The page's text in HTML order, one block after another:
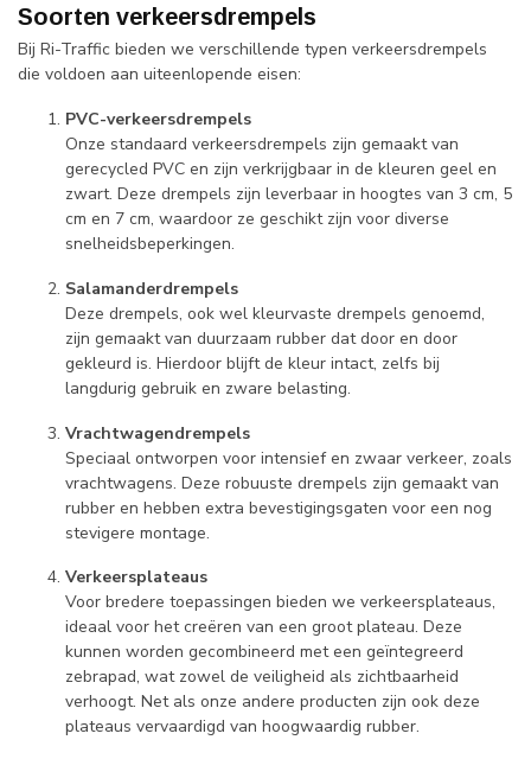
Soorten verkeersdrempels
Bij Ri-Traffic bieden we verschillende typen verkeersdrempels
die voldoen aan uiteenlopende eisen:
PVC-verkeersdrempels
Onze standaard verkeersdrempels zijn gemaakt van
gerecycled PVC en zijn verkrijgbaar in de kleuren geel en
zwart. Deze drempels zijn leverbaar in hoogtes van 3 cm, 5
cm en 7 cm, waardoor ze geschikt zijn voor diverse
snelheidsbeperkingen.
Salamanderdrempels
Deze drempels, ook wel kleurvaste drempels genoemd,
zijn gemaakt van duurzaam rubber dat door en door
gekleurd is. Hierdoor blijft de kleur intact, zelfs bij
langdurig gebruik en zware belasting.
Vrachtwagendrempels
Speciaal ontworpen voor intensief en zwaar verkeer, zoals
vrachtwagens. Deze robuuste drempels zijn gemaakt van
rubber en hebben extra bevestigingsgaten voor een nog
stevigere montage.
Verkeersplateaus
Voor bredere toepassingen bieden we verkeersplateaus,
ideaal voor het creëren van een groot plateau. Deze
kunnen worden gecombineerd met een geïntegreerd
zebrapad, wat zowel de veiligheid als zichtbaarheid
verhoogt. Net als onze andere producten zijn ook deze
plateaus vervaardigd van hoogwaardig rubber.